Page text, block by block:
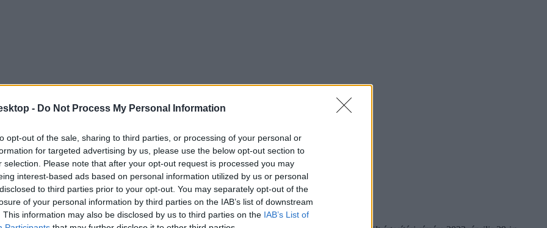
- Do Not Process My Personal Information
opt-out of the sale, sharing to third parties, or processing of your personal or
for targeted advertising by us, please use the below opt-out section to
selection. Please note that after your opt-out request is processed you may
interest-based ads based on personal information utilized by us or personal
to third parties prior to your opt-out. You may separately opt-out of the
of your personal information by third parties on the IAB’s list of downstream
This information may also be disclosed by us to third parties on the IAB’s List of